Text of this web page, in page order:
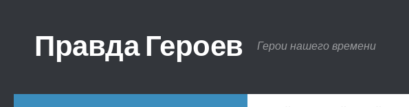
Правда Героев Герои нашего времени